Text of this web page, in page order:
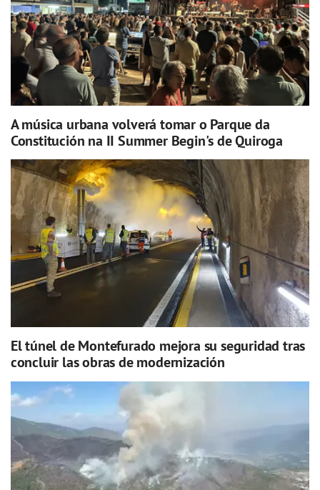
A música urbana volverá tomar o Parque da
Constitución na II Summer Begin's de Quiroga
El túnel de Montefurado mejora su seguridad tras
concluir las obras de modernización